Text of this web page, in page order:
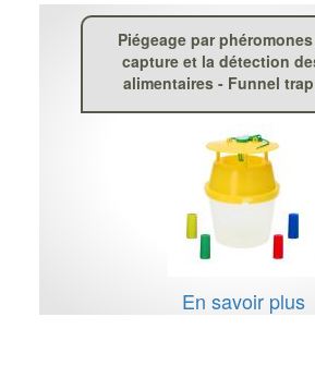
Piégeage par
capture et la détection
alimentaires - Funnel
En savoir plus